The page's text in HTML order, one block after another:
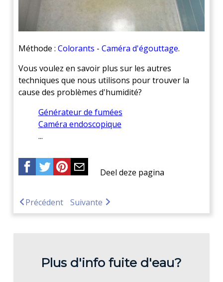
Méthode : Colorants - Caméra d'égouttage.
Vous voulez en savoir plus sur les autres
techniques que nous utilisons pour trouver la
cause des problèmes d'humidité?
Générateur de fumées
Caméra endoscopique
...
Deel deze pagina
Précédent Suivante
Plus d'info fuite d'eau?